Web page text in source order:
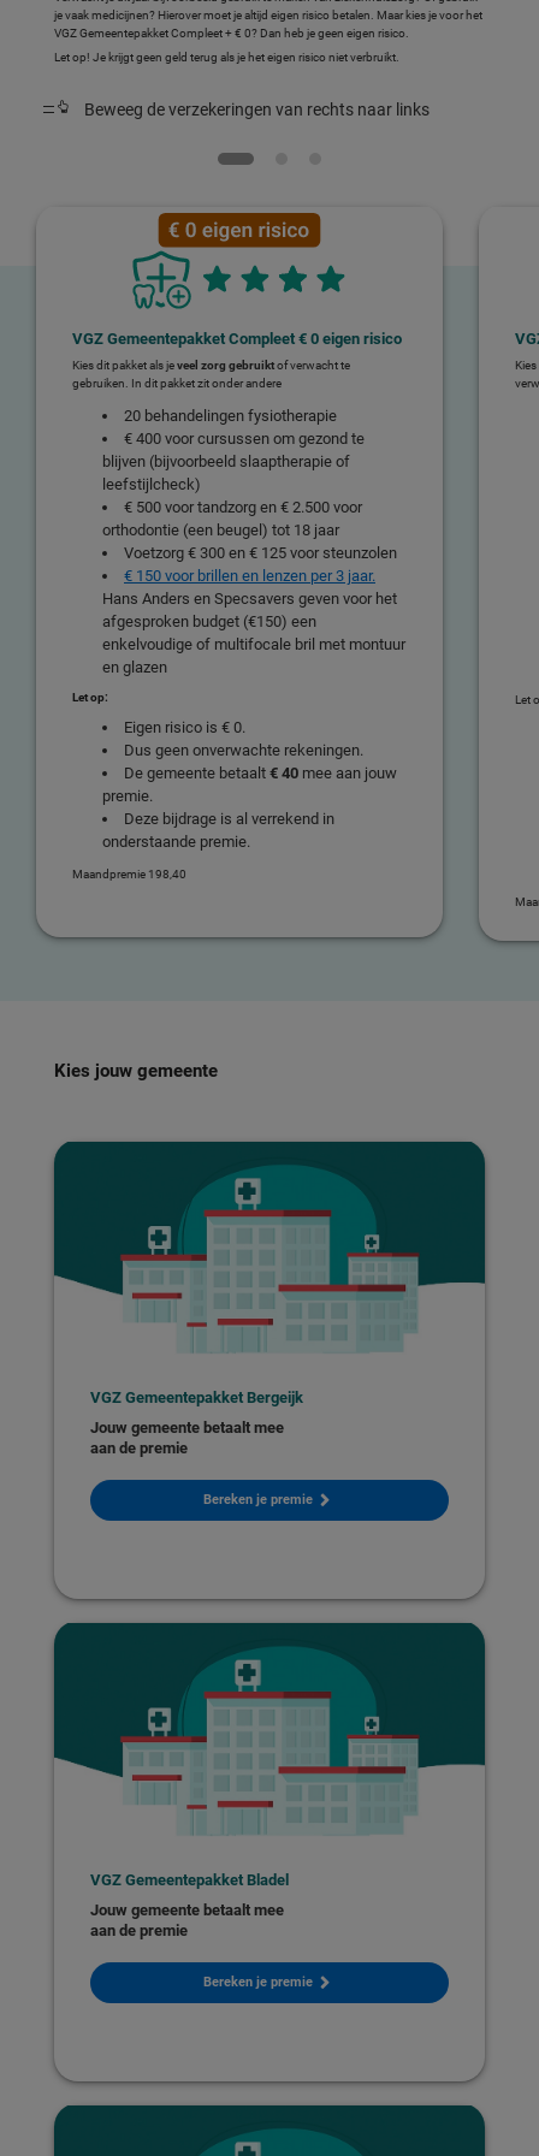
je vaak medicijnen? Hierover moet je altijd eigen risico betalen. Maar kies je voor het
VGZ Gemeentepakket Compleet + € 0? Dan heb je geen eigen risico.
Let op! Je krijgt geen geld terug als je het eigen risico niet verbruikt.
Beweeg de verzekeringen van rechts naar links
VGZ Gemeentepakket Compleet € 0 eigen risico
Kies dit pakket als jeveel zorg gebruiktof verwacht te
gebruiken. In dit pakket zit onder andere
20 behandelingen fysiotherapie
€ 400 voor cursussen om gezond te
blijven (bijvoorbeeld slaaptherapie of
leefstijlcheck)
€ 500 voor tandzorg en € 2.500 voor
orthodontie (een beugel) tot 18 jaar
Voetzorg € 300 en € 125 voor steunzolen
€ 150 voor brillen en lenzen per 3 jaar.
Hans Anders en Specsavers geven voor het
afgesproken budget (€150) een
enkelvoudige of multifocale bril met montuur
en glazen
Let op:
Eigen risico is € 0.
Dus geen onverwachte rekeningen.
De gemeente betaalt € 40 mee aan jouw
premie.
Deze bijdrage is al verrekend in
onderstaande premie.
Maandpremie 198,40
Let
Kies jouw gemeente
VGZ Gemeentepakket Bergeijk
Jouw gemeente betaalt mee
aan de premie
Bereken je premie
VGZ Gemeentepakket Bladel
Jouw gemeente betaalt mee
aan de premie
Bereken je premie